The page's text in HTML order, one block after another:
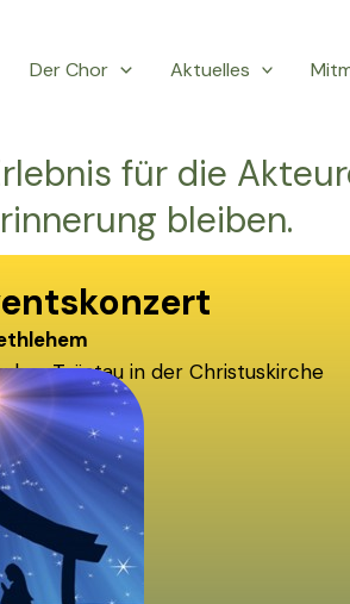
Der Chor Aktuelles
für die
bleiben.
Tröstau in der Christuskirche